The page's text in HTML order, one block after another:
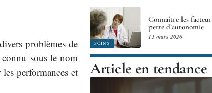
problèmes de
sous le nom
performances et
SOINS
Connaître les
perte d’autonomie
11 mars 2026
Article en tendance